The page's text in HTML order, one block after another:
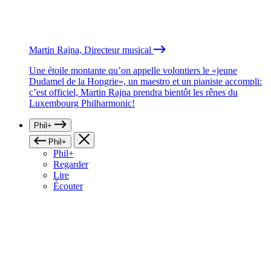
Martin Rajna, Directeur musical
Une étoile montante qu’on appelle volontiers le «jeune
Dudamel de la Hongrie», un maestro et un pianiste accompli:
c’est officiel, Martin Rajna prendra bientôt les rênes du
Luxembourg Philharmonic!
Phil+
Phil+
Phil+
Regarder
Lire
Écouter